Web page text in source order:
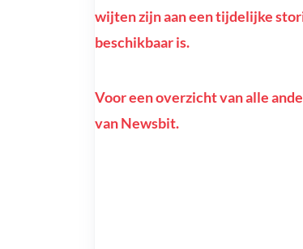
wijten zijn aan een tijdelijke
beschikbaar is.
Voor een overzicht van alle
van Newsbit.